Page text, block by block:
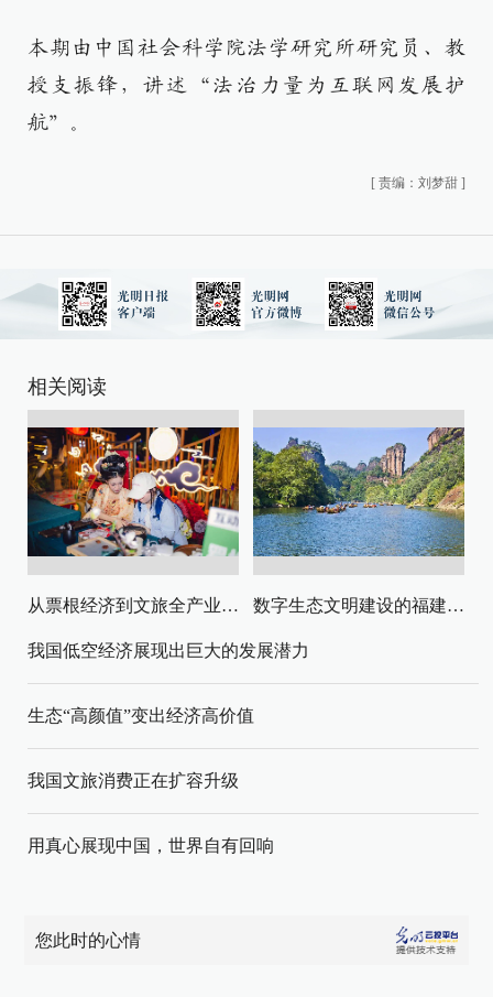
本期由中国社会科学院法学研究所研究员、教
授支振锋，讲述“法治力量为互联网发展护
航”。
[ 责编：刘梦甜 ]
相关阅读
从票根经济到文旅全产业链升级 数字生态文明建设的福建路径与启示
我国低空经济展现出巨大的发展潜力
生态“高颜值”变出经济高价值
我国文旅消费正在扩容升级
用真心展现中国，世界自有回响
您此时的心情